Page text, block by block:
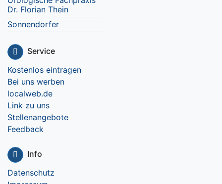
Dr. Florian Thein
Sonnendorfer
Service
Kostenlos eintragen
Bei uns werben
localweb.de
Link zu uns
Stellenangebote
Feedback
Info
Datenschutz